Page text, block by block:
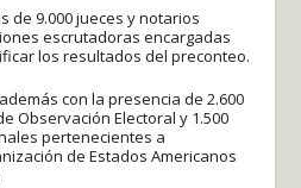
de 9.000 jueces y notarios
escrutadoras encargadas
los resultados del preconteo.
con la presencia de 2.600
Observación Electoral y 1.500
pertenecientes a
de Estados Americanos